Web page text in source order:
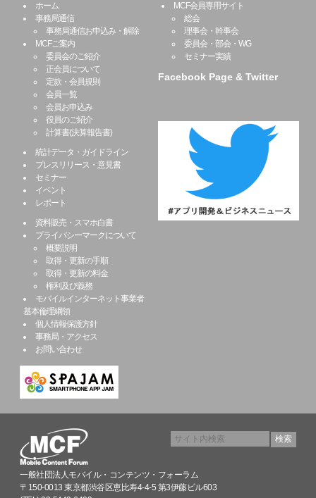
ホーム
事務局通信
事務局通信お申込み・解除
MCFご案内
委員会のご紹介
正会員について
定款・会員規則
会員一覧
会員お申込み
役員のご紹介
計算書(決算報告書)
統計データ・ガイドライン
プレスリリース・意見書
セミナー
イベント
レポート
資料販売・スマホ白書
プライバシーマークについて
概要説明
取得・更新の手順
取得・更新の料金
権利及び義務
モバイルインターネット事業者
基本倫理綱領
個人情報保護方針
事務局・アクセス
お問い合わせ
MCF会員専用サイト
総会
理事会・幹事会
委員会・部会・WG
セミナー実績
Facebook Page & Twitter
一般社団法人モバイル・コンテンツ・フォーラム
〒150-0013 東京都渋谷区恵比寿4-4-5 第3伊藤ビル603